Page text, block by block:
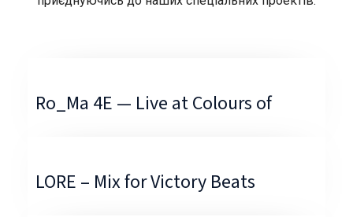
Ro_Ma 4E — Live at Colours of
LORE – Mix for Victory Beats